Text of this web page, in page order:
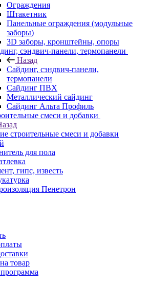
Ограждения
Штакетник
Панельные ограждения (модульные
заборы)
3D заборы, кронштейны, опоры
сэндвич-панели, термопанели
Назад
Cайдинг, сэндвич-панели,
термопанели
Сайдинг ПВХ
Металлический сайдинг
Сайдинг Альта Профиль
смеси и добавки
строительные смеси и добавки
для пола
гипс, известь
Пенетрон
товар